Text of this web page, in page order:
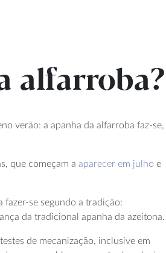
alfarroba?
verão: a apanha da alfarroba faz-se,
que começam a aparecer em julho e
fazer-se segundo a tradição:
da tradicional apanha da azeitona.
de mecanização, inclusive em